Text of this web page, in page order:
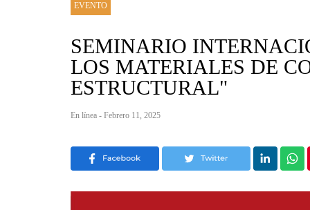
EVENTO
SEMINARIO
LOS MATERIALES DE
ESTRUCTURAL"
En línea - Febrero 11, 2025